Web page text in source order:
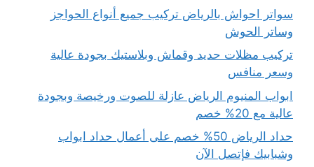
سواتر احواش بالرياض تركيب جميع أنواع الحواجز
وساتر الحوش
تركيب مظلات حديد وقماش وبلاستيك بجودة عالية
وسعر منافس
ابواب المنيوم الرياض عازلة للصوت ورخيصة وبجودة
عالية مع 20% خصم
حداد الرياض 50% خصم على أعمال حداد ابواب
وشبابيك فإتصل الآن